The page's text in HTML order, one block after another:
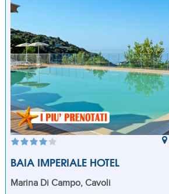
BAIA IMPERIALE HOTEL
Marina Di Campo, Cavoli